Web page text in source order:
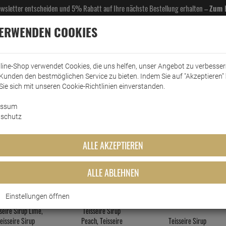
entscheiden und 5% Rabatt auf Ihre nächste Bestellung erhalten –Zum
& GASTROBEDARF DROGERIE KÜCHE & HAUSHALT KFZ
Teisseire
PRODUKTE DIESER
5
Sirup Lime,
Sirup
Teisseire Sirup
Peach, Teisseire
Teisseire Sirup
COOKIES
Shop verwendet Cookies, die uns helfen, unser Angebot zu
den bestmöglichen Service zu bieten. Indem Sie auf "Akzeptieren"
sich mit unseren Cookie-Richtlinien einverstanden.
ALLE AKZEPTIEREN
ALLE ABLEHNEN
Einstellungen öffnen